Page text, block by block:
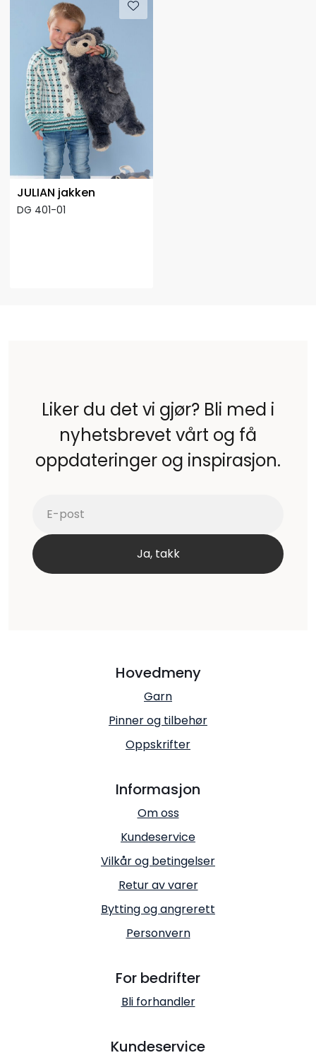
JULIAN jakken
DG 401-01
Liker du det vi gjør? Bli med i
nyhetsbrevet vårt og få
oppdateringer og inspirasjon.
Hovedmeny
Garn
Pinner og tilbehør
Oppskrifter
Informasjon
Om oss
Kundeservice
Vilkår og betingelser
Retur av varer
Bytting og angrerett
Personvern
For bedrifter
Bli forhandler
Kundeservice